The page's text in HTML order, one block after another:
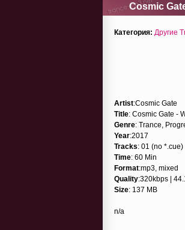
Cosmic
Категория: Другие
Artist:Cosmic Gate
Title: Cosmic Gate -
Genre: Trance,
Year:2017
Tracks: 01 (no *.cue)
Time: 60 Min
Format:mp3, mixed
Quality:320kbps |
Size: 137 MB
n/a